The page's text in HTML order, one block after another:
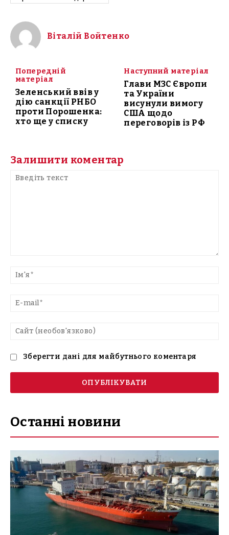
Віталій Войтенко
Попередній
матеріал
Зеленський ввів у
дію санкції РНБО
проти Порошенка:
хто ще у списку
Наступний матеріал
Глави МЗС Європи
та України
висунули вимогу
США щодо
переговорів із РФ
Залишити коментар
текст
Зберегти дані для майбутнього коментаря
Останні новини